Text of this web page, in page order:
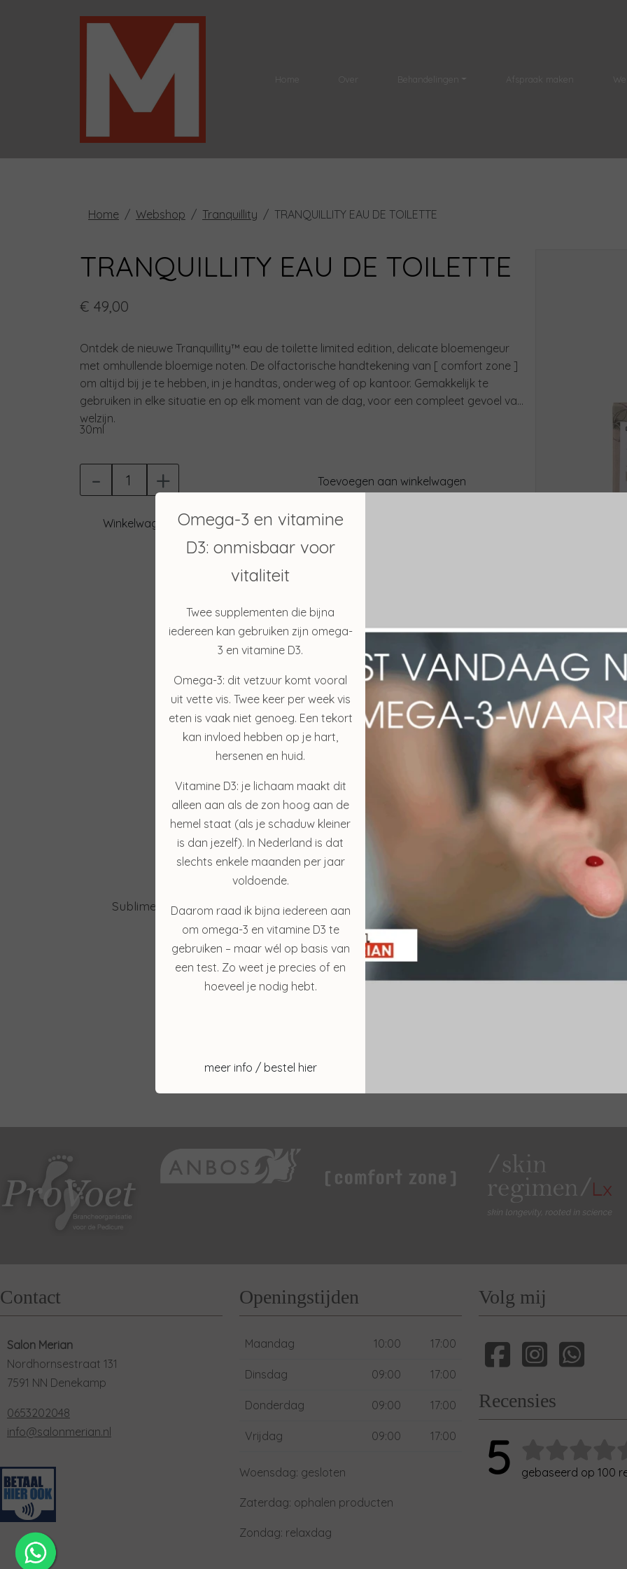
Home Over Behandelingen Afspraak maken
Home Webshop Tranquillity TRANQUILLITY EAU DE TOILETTE
TRANQUILLITY EAU DE TOILETTE
€ 49,00
Ontdek de nieuwe Tranquillity™ eau de toilette limited edition, delicate bloemengeur
met omhullende bloemige noten. De olfactorische handtekening van [ comfort zone ]
om altijd bij je te hebben, in je handtas, onderweg of op kantoor. Gemakkelijk te
gebruiken in elke situatie en op elk moment van de dag, voor een compleet gevoel van
welzijn.
30ml
- + Toevoegen aan winkelwagen
Winkelwagen
Gerelateerde
Sublime Skin Micropeel
€ 45,50
€ 39,00
spf 50+
€ 23,50
€ 19,90
Sublime Skin Intensive
Bekijken
Contact
Salon Merian
Nordhornsestraat 131
7591 NN Denekamp
0653202048
info@salonmerian.nl
Openingstijden
Maandag 10:00 17:00
Dinsdag 09:00 17:00
Donderdag 09:00 17:00
Vrijdag 09:00 17:00
Woensdag: gesloten
Zaterdag: ophalen producten
Zondag: relaxdag
Volg mij
Recensies
5 gebaseerd op 100
Omega-3 en vitamine
D3: onmisbaar voor
vitaliteit
Twee supplementen die bijna
iedereen kan gebruiken zijn omega-
3 en vitamine D3.
Omega-3: dit vetzuur komt vooral
uit vette vis. Twee keer per week vis
eten is vaak niet genoeg. Een tekort
kan invloed hebben op je hart,
hersenen en huid.
Vitamine D3: je lichaam maakt dit
alleen aan als de zon hoog aan de
hemel staat (als je schaduw kleiner
is dan jezelf). In Nederland is dat
slechts enkele maanden per jaar
voldoende.
Daarom raad ik bijna iedereen aan
om omega-3 en vitamine D3 te
gebruiken – maar wél op basis van
een test. Zo weet je precies of en
hoeveel je nodig hebt.
meer info / bestel hier